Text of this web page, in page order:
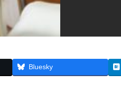
Bluesky